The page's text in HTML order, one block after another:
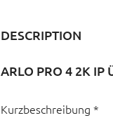
DESCRIPTION
ARLO PRO 4 2K IP
Kurzbeschreibung *